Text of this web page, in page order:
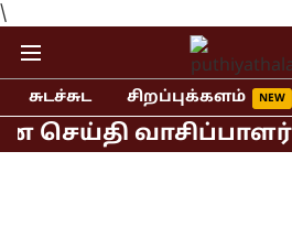
\
சுடச்சுட சிறப்புக்களம்
வாசிப்பாளர்